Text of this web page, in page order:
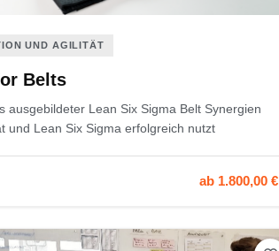
UND AGILITÄT
Belts
ausgebildeter Lean Six Sigma Belt Synergien
und Lean Six Sigma erfolgreich nutzt
ab 1.800,00 €